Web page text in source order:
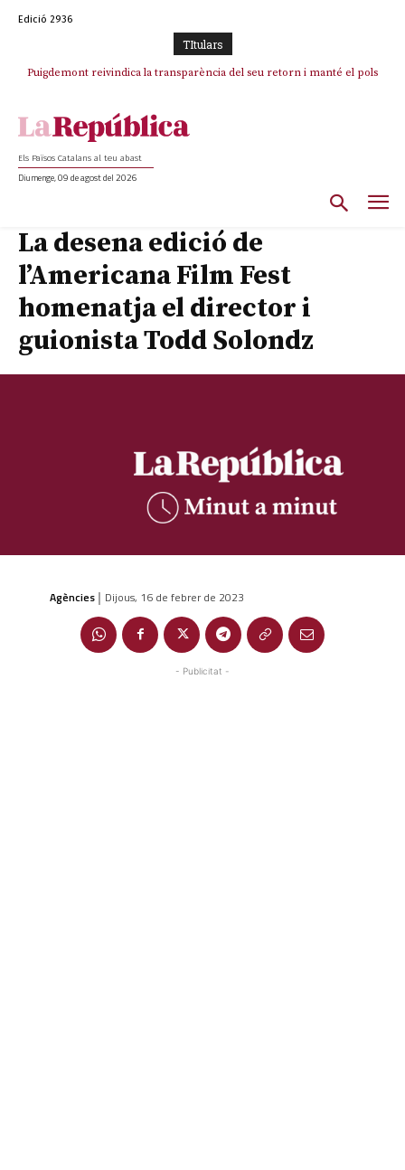
Edició 2936
TItulars
Puigdemont reivindica la transparència del seu retorn i manté el pols
Portugal acusa Espanya de provocar un “efecte crida” massiu per la seva
Els Països Catalans al teu abast
Diumenge, 09 de agost del 2026
La desena edició de
l’Americana Film Fest
homenatja el director i
guionista Todd Solondz
Agències | Dijous, 16 de febrer de 2023
- Publicitat -